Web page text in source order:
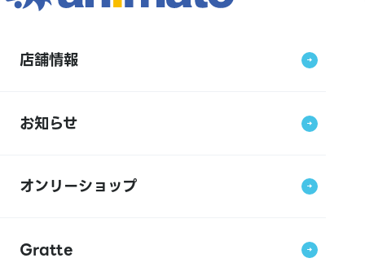
店舗情報
お知らせ
オンリーショップ
Gratte